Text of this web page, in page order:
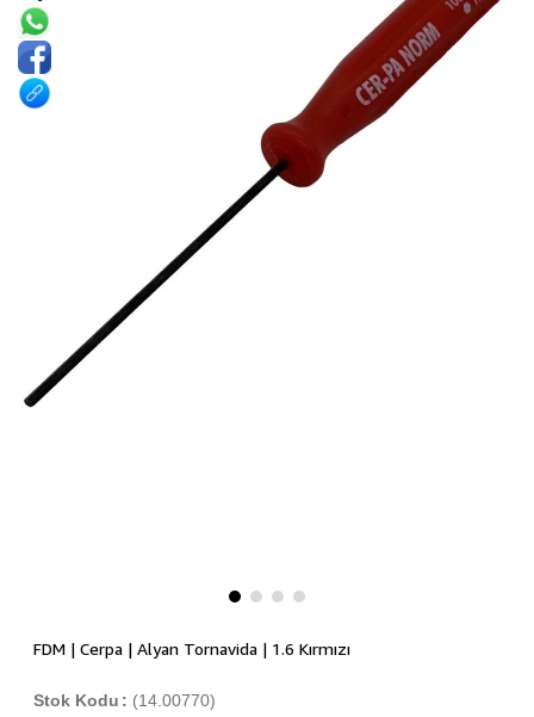
FDM | Cerpa | Alyan Tornavida | 1.6 Kırmızı
(14.00770)
Stok Kodu